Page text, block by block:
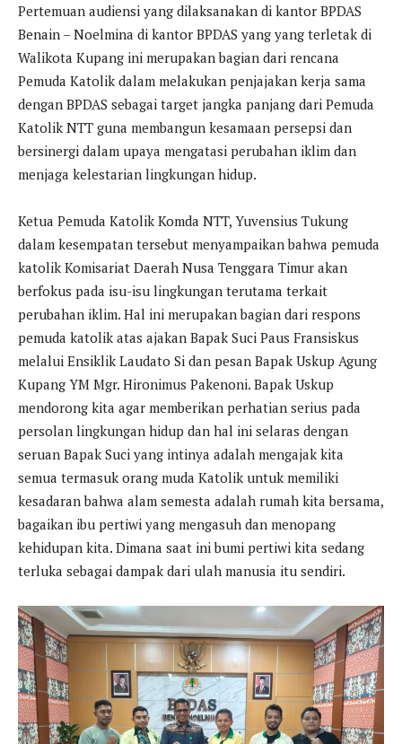
Pertemuan audiensi yang dilaksanakan di kantor BPDAS
Benain – Noelmina di kantor BPDAS yang yang terletak di
Walikota Kupang ini merupakan bagian dari rencana
Pemuda Katolik dalam melakukan penjajakan kerja sama
dengan BPDAS sebagai target jangka panjang dari Pemuda
Katolik NTT guna membangun kesamaan persepsi dan
bersinergi dalam upaya mengatasi perubahan iklim dan
menjaga kelestarian lingkungan hidup.
Ketua Pemuda Katolik Komda NTT, Yuvensius Tukung
dalam kesempatan tersebut menyampaikan bahwa pemuda
katolik Komisariat Daerah Nusa Tenggara Timur akan
berfokus pada isu-isu lingkungan terutama terkait
perubahan iklim. Hal ini merupakan bagian dari respons
pemuda katolik atas ajakan Bapak Suci Paus Fransiskus
melalui Ensiklik Laudato Si dan pesan Bapak Uskup Agung
Kupang YM Mgr. Hironimus Pakenoni. Bapak Uskup
mendorong kita agar memberikan perhatian serius pada
persolan lingkungan hidup dan hal ini selaras dengan
seruan Bapak Suci yang intinya adalah mengajak kita
semua termasuk orang muda Katolik untuk memiliki
kesadaran bahwa alam semesta adalah rumah kita bersama,
bagaikan ibu pertiwi yang mengasuh dan menopang
kehidupan kita. Dimana saat ini bumi pertiwi kita sedang
terluka sebagai dampak dari ulah manusia itu sendiri.